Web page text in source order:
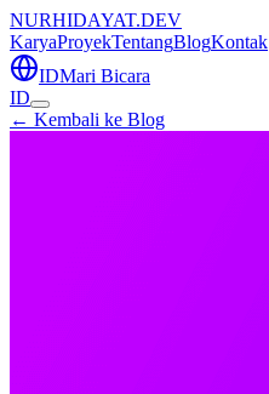
NURHIDAYAT.DEV
KaryaProyekTentangBlogKontak
IDMari Bicara
ID
← Kembali ke Blog